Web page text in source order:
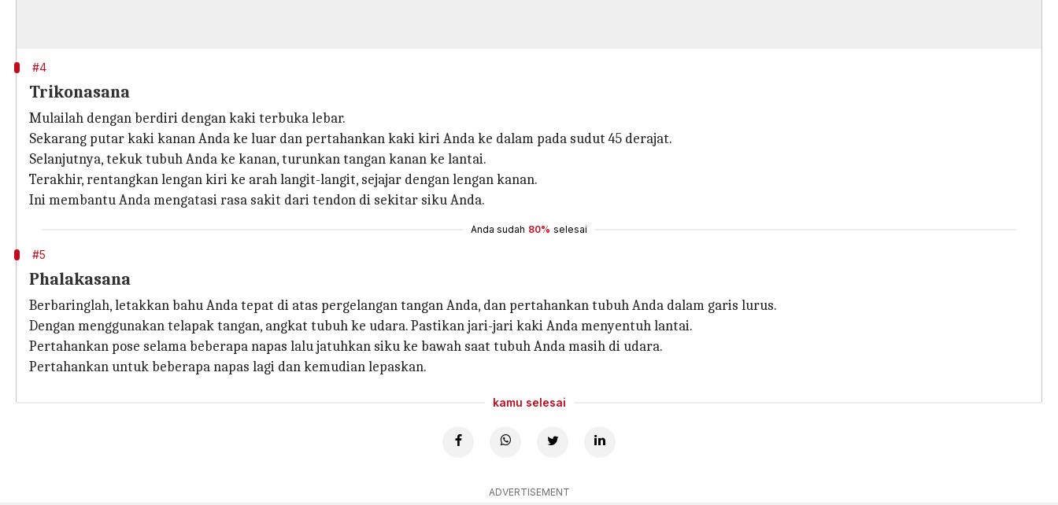
#4
Trikonasana
Mulailah dengan berdiri dengan kaki terbuka lebar.
Sekarang putar kaki kanan Anda ke luar dan pertahankan kaki kiri Anda ke dalam pada sudut 45 derajat.
Selanjutnya, tekuk tubuh Anda ke kanan, turunkan tangan kanan ke lantai.
Terakhir, rentangkan lengan kiri ke arah langit-langit, sejajar dengan lengan kanan.
Ini membantu Anda mengatasi rasa sakit dari tendon di sekitar siku Anda.
Anda sudah 80% selesai
#5
Phalakasana
Berbaringlah, letakkan bahu Anda tepat di atas pergelangan tangan Anda, dan pertahankan tubuh Anda dalam garis lurus.
Dengan menggunakan telapak tangan, angkat tubuh ke udara. Pastikan jari-jari kaki Anda menyentuh lantai.
Pertahankan pose selama beberapa napas lalu jatuhkan siku ke bawah saat tubuh Anda masih di udara.
Pertahankan untuk beberapa napas lagi dan kemudian lepaskan.
kamu selesai
ADVERTISEMENT